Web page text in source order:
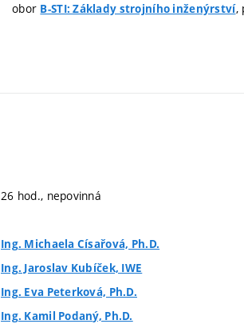
obor B-STI: Základy strojního inženýrství,
26 hod., nepovinná
Ing. Michaela Císařová, Ph.D.
Ing. Jaroslav Kubíček, IWE
Ing. Eva Peterková, Ph.D.
Ing. Kamil Podaný, Ph.D.